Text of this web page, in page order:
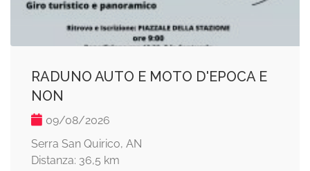
RADUNO AUTO E MOTO D'EPOCA E
NON
09/08/2026
Serra San Quirico, AN
Distanza: 36,5 km